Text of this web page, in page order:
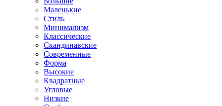
Маленькие
Стиль
Минимализм
Классические
Скандинавские
Современные
Форма
Высокие
Квадратные
Угловые
Низкие